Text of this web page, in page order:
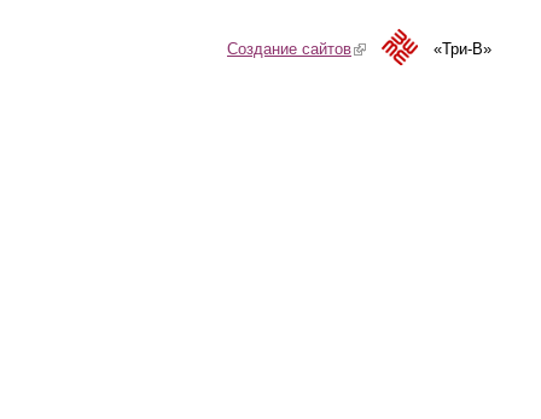
Создание сайтов(link is external)«Три-В»